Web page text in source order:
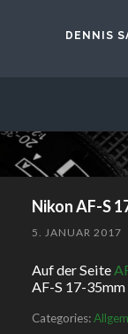
DENNIS
Nikon AF-S
5. JANUAR 2017
Auf der Seite
AF-S 17-35mm
Categories: